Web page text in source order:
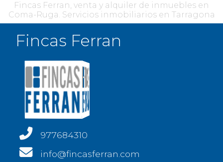
Fincas Ferran, venta y alquiler de inmuebles en
Coma-Ruga. Servicios inmobiliarios en Tarragona
Fincas Ferran
977684310
info@fincasferran.com